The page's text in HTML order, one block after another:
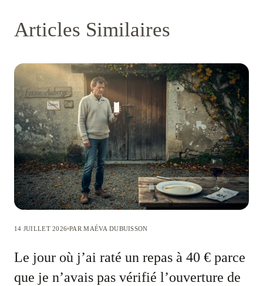
Articles Similaires
14 JUILLET 2026 PAR MAÉVA DUBUISSON
Le jour où j’ai raté un repas à 40 € parce
que je n’avais pas vérifié l’ouverture de